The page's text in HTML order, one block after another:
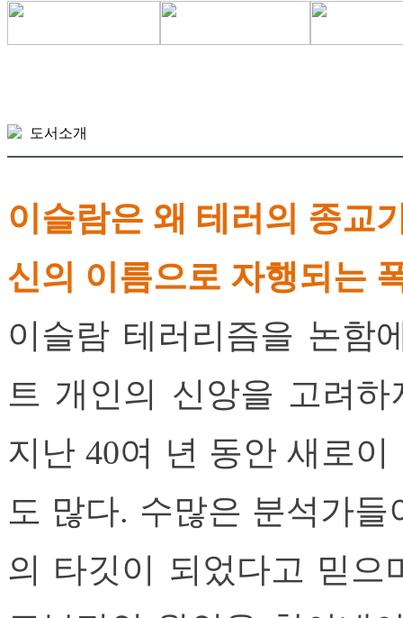
도서소개
이슬람은 왜 테러의 종교
신의 이름으로 자행되는
이슬람 테러리즘을 논함
트 개인의 신앙을 고려하
지난 40여 년 동안 새로
도 많다. 수많은 분석가
의 타깃이 되었다고 믿으